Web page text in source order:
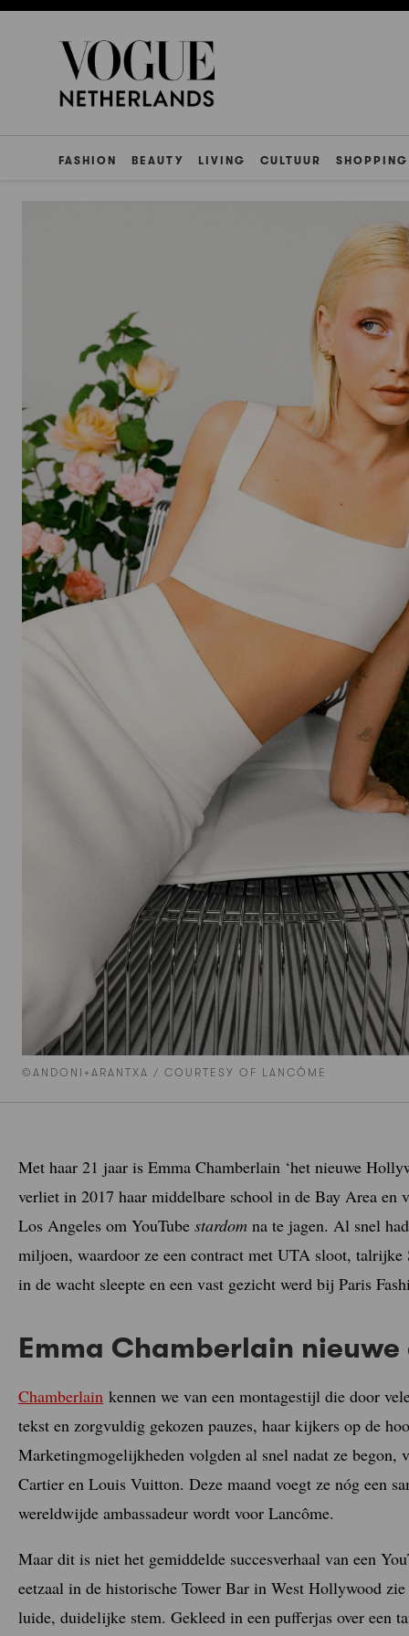
FASHION BEAUTY LIVING CULTUUR SHOPPING
©ANDONI+ARANTXA / COURTESY OF LANCÔME
Met haar 21 jaar is Emma Chamberlain ‘het nieuwe
verliet in 2017 haar middelbare school in de Bay Area en
Los Angeles om YouTube stardom na te jagen. Al snel
miljoen, waardoor ze een contract met UTA sloot, talrijke
in de wacht sleepte en een vast gezicht werd bij Paris
Emma Chamberlain
Chamberlain kennen we van een montagestijl die door
tekst en zorgvuldig gekozen pauzes, haar kijkers op de
Marketingmogelijkheden volgden al snel nadat ze begon,
Cartier en Louis Vuitton. Deze maand voegt ze nóg een
wereldwijde ambassadeur wordt voor Lancôme.
Maar dit is niet het gemiddelde succesverhaal van een
eetzaal in de historische Tower Bar in West Hollywood
luide, duidelijke stem. Gekleed in een pufferjas over een